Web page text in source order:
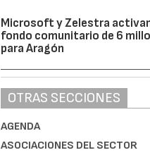
Microsoft y Zelestra
fondo comunitario de 6
para Aragón
OTRAS SECCIONES
AGENDA
ASOCIACIONES DEL SECTOR